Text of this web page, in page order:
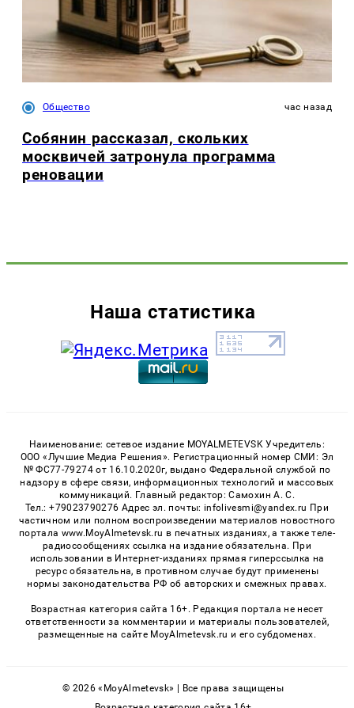
Общество час назад
Собянин рассказал, скольких
москвичей затронула программа
реновации
Наша статистика
Наименование: сетевое издание MOYALMETEVSK Учредитель:
ООО «Лучшие Медиа Решения». Регистрационный номер СМИ: Эл
№ ФС77-79274 от 16.10.2020г, выдано Федеральной службой по
надзору в сфере связи, информационных технологий и массовых
коммуникаций. Главный редактор: Самохин А. С.
Тел.: +79023790276 Адрес эл. почты: infolivesmi@yandex.ru При
частичном или полном воспроизведении материалов новостного
портала www.MoyAlmetevsk.ru в печатных изданиях, а также теле-
радиосообщениях ссылка на издание обязательна. При
использовании в Интернет-изданиях прямая гиперссылка на
ресурс обязательна, в противном случае будут применены
нормы законодательства РФ об авторских и смежных правах.
Возрастная категория сайта 16+. Редакция портала не несет
ответственности за комментарии и материалы пользователей,
размещенные на сайте MoyAlmetevsk.ru и его субдоменах.
© 2026 «MoyAlmetevsk» | Все права защищены